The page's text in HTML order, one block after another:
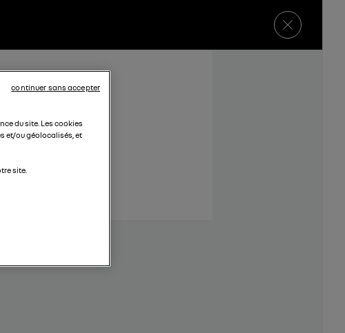
du site. Les cookies
et/ou géolocalisés, et
site.
continuer sans accepter